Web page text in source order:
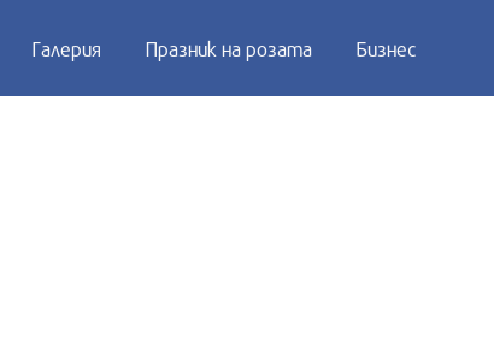
Галерия Празник на розата Бизнес